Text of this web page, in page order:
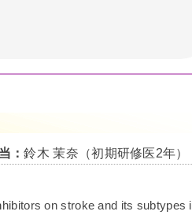
：鈴木 茉奈（初期研修医2年）
on stroke and its subtypes